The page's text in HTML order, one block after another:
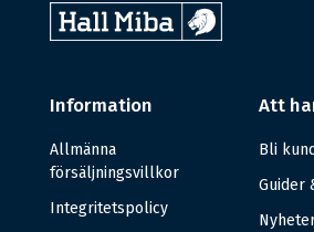
Information
Allmänna
försäljningsvillkor
Integritetspolicy
Att
Bli
Guider